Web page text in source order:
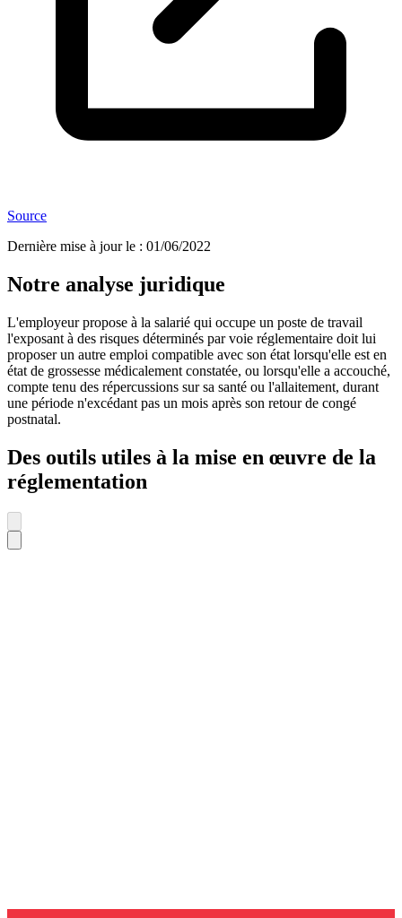
Source
Dernière mise à jour le : 01/06/2022
Notre analyse juridique
L'employeur propose à la salarié qui occupe un poste de travail
l'exposant à des risques déterminés par voie réglementaire doit lui
proposer un autre emploi compatible avec son état lorsqu'elle est en
état de grossesse médicalement constatée, ou lorsqu'elle a accouché,
compte tenu des répercussions sur sa santé ou l'allaitement, durant
une période n'excédant pas un mois après son retour de congé
postnatal.
Des outils utiles à la mise en œuvre de la
réglementation